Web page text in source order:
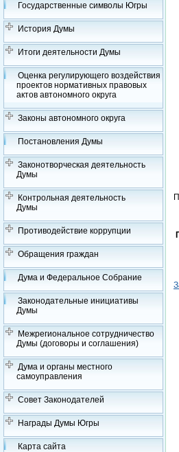
Государственные символы Югры
История Думы
Итоги деятельности Думы
Оценка регулирующего воздействия
проектов нормативных правовых
актов автономного округа
Законы автономного округа
Постановления Думы
Законотворческая деятельность
Думы
Контрольная деятельность
Думы
Противодействие коррупции
Обращения граждан
Дума и Федеральное Собрание
Законодательные инициативы
Думы
Межрегиональное сотрудничество
Думы (договоры и соглашения)
Дума и органы местного
самоуправления
Совет Законодателей
Награды Думы Югры
Карта сайта